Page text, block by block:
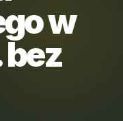
w
bez